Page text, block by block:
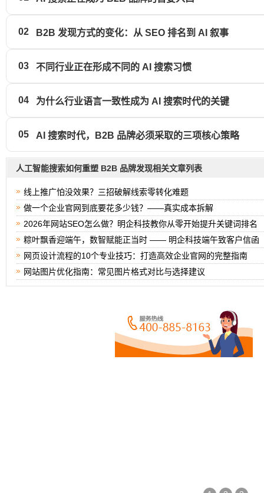
02 B2B 发现方式的变化：从 SEO 排名到 AI 叙事
03 不同行业正在形成不同的 AI 搜索习惯
04 为什么行业语言一致性成为 AI 搜索时代的关键
05 AI 搜索时代，B2B 品牌必须采取的三项核心策略
人工智能搜索如何重塑 B2B 品牌发现相关文章列表
线上推广怕没效果？三招破解线索零转化难题
做一个企业官网到底要花多少钱？——真实成本拆解
2026年网站SEO怎么做？明企科技教你从零开始提升关键词排名
粽叶飘香迎端午，数智赋能正当时 —— 明企科技端午致客户信函
网页设计流程的10个专业技巧：打造高效企业官网的完整指南
网站图片优化指南：常见图片格式对比与选择建议